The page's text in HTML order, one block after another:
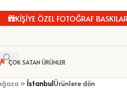
KİŞİYE ÖZEL FOTOĞRAF BASKILARI
ÇOK SATAN ÜRÜNLER
» İstanbulÜrünlere dön